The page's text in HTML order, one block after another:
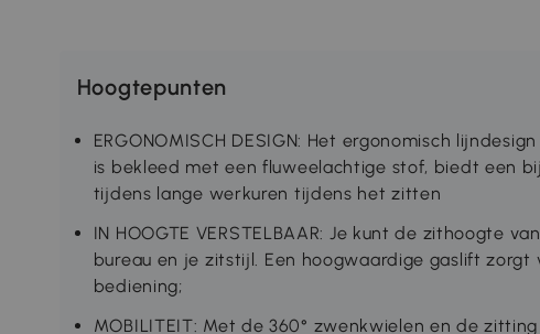
Hoogtepunten
ERGONOMISCH DESIGN: Het ergonomisch
is bekleed met een fluweelachtige stof, biedt een
tijdens lange werkuren tijdens het zitten
IN HOOGTE VERSTELBAAR: Je kunt de zithoogte
bureau en je zitstijl. Een hoogwaardige gaslift
bediening;
MOBILITEIT: Met de 360° zwenkwielen en de